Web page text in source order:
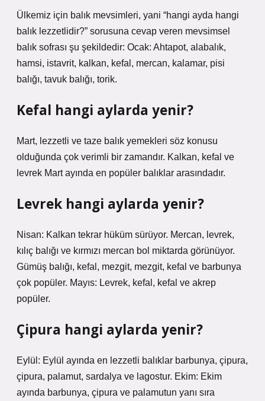
Ülkemiz için balık mevsimleri, yani “hangi ayda hangi
balık lezzetlidir?” sorusuna cevap veren mevsimsel
balık sofrası şu şekildedir: Ocak: Ahtapot, alabalık,
hamsi, istavrit, kalkan, kefal, mercan, kalamar, pisi
balığı, tavuk balığı, torik.
Kefal hangi aylarda yenir?
Mart, lezzetli ve taze balık yemekleri söz konusu
olduğunda çok verimli bir zamandır. Kalkan, kefal ve
levrek Mart ayında en popüler balıklar arasındadır.
Levrek hangi aylarda yenir?
Nisan: Kalkan tekrar hüküm sürüyor. Mercan, levrek,
kılıç balığı ve kırmızı mercan bol miktarda görünüyor.
Gümüş balığı, kefal, mezgit, mezgit, kefal ve barbunya
çok popüler. Mayıs: Levrek, kefal, kefal ve akrep
popüler.
Çipura hangi aylarda yenir?
Eylül: Eylül ayında en lezzetli balıklar barbunya, çipura,
çipura, palamut, sardalya ve lagostur. Ekim: Ekim
ayında barbunya, çipura ve palamutun yanı sıra